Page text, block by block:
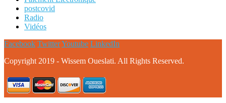
postcovid
Radio
Vidéos
Facebook TwitterYoutube LinkedIn
Copyright 2019 - Wissem Oueslati. All Rights Reserved.